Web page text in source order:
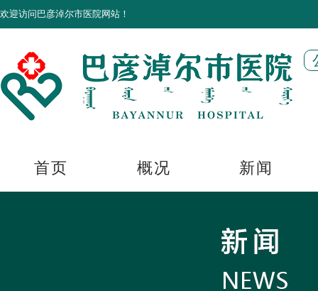
欢迎访问巴彦淖尔市医院网站！
首页 概况 新闻